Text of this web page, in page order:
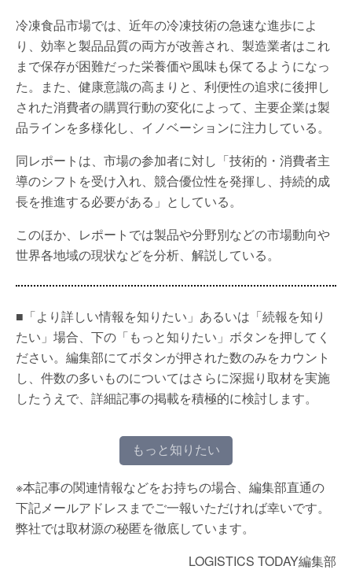
冷凍食品市場では、近年の冷凍技術の急速な進歩によ
り、効率と製品品質の両方が改善され、製造業者はこれ
まで保存が困難だった栄養価や風味も保てるようになっ
た。また、健康意識の高まりと、利便性の追求に後押し
された消費者の購買行動の変化によって、主要企業は製
品ラインを多様化し、イノベーションに注力している。
同レポートは、市場の参加者に対し「技術的・消費者主
導のシフトを受け入れ、競合優位性を発揮し、持続的成
長を推進する必要がある」としている。
このほか、レポートでは製品や分野別などの市場動向や
世界各地域の現状などを分析、解説している。
■「より詳しい情報を知りたい」あるいは「続報を知り
たい」場合、下の「もっと知りたい」ボタンを押してく
ださい。編集部にてボタンが押された数のみをカウント
し、件数の多いものについてはさらに深掘り取材を実施
したうえで、詳細記事の掲載を積極的に検討します。
もっと知りたい
※本記事の関連情報などをお持ちの場合、編集部直通の
下記メールアドレスまでご一報いただければ幸いです。
弊社では取材源の秘匿を徹底しています。
LOGISTICS TODAY編集部